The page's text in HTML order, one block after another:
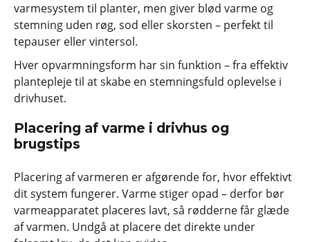
varmesystem til planter, men giver blød varme og
stemning uden røg, sod eller skorsten – perfekt til
tepauser eller vintersol.
Hver opvarmningsform har sin funktion – fra effektiv
plantepleje til at skabe en stemningsfuld oplevelse i
drivhuset.
Placering af varme i drivhus og
brugstips
Placering af varmeren er afgørende for, hvor effektivt
dit system fungerer. Varme stiger opad – derfor bør
varmeapparatet placeres lavt, så rødderne får glæde
af varmen. Undgå at placere det direkte under